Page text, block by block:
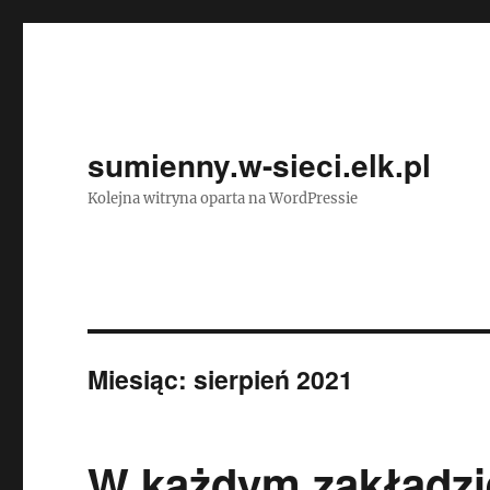
sumienny.w-sieci.elk.pl
Kolejna witryna oparta na WordPressie
Miesiąc:sierpień 2021